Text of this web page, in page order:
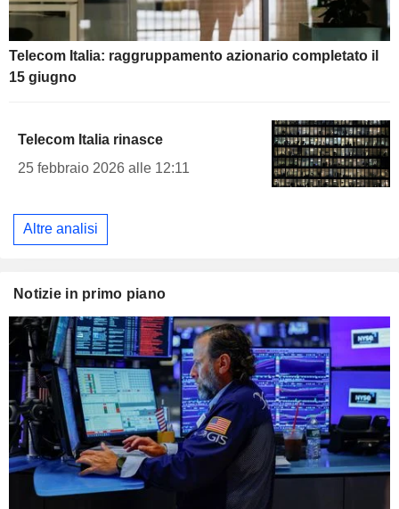
Telecom Italia: raggruppamento azionario completato il
15 giugno
Telecom Italia rinasce
25 febbraio 2026 alle 12:11
Altre analisi
Notizie in primo piano